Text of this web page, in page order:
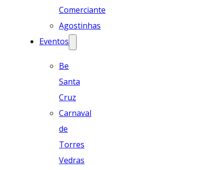
Comerciante
Agostinhas
Eventos
Be
Santa
Cruz
Carnaval
de
Torres
Vedras